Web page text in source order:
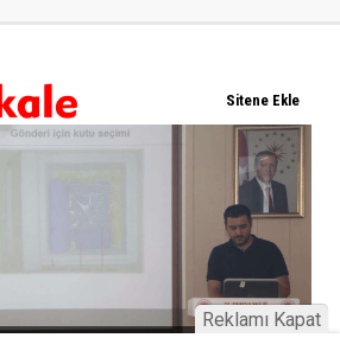
Reklamı Kapat